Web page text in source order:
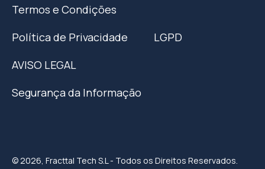
Termos e Condições
Política de Privacidade
LGPD
AVISO LEGAL
Segurança da Informação
© 2026, Fracttal Tech S.L - Todos os Direitos Reservados.